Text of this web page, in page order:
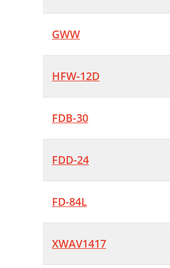
GWW
HFW-12D
FDB-30
FDD-24
FD-84L
XWAV1417